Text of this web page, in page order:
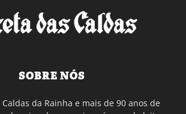
SOBRE NÓS
Caldas da Rainha e mais de 90 anos de